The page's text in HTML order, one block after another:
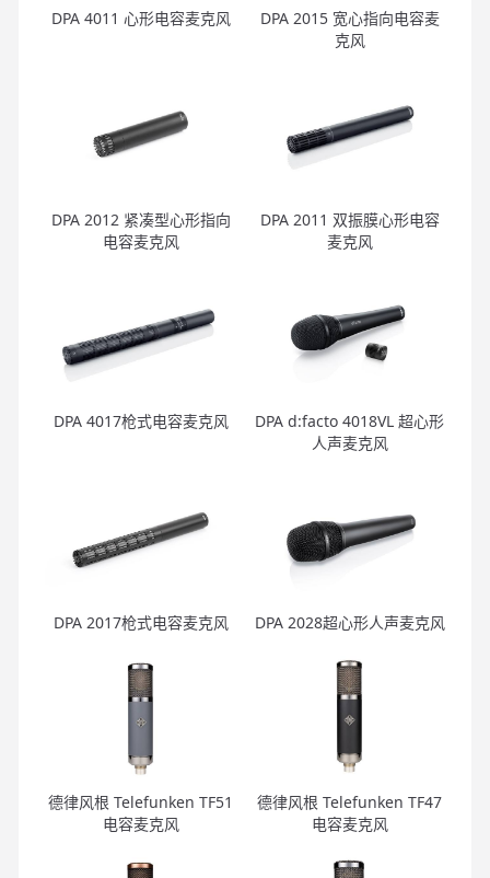
DPA 4011 心形电容麦克风
DPA 2015 宽心指向电容麦
克风
DPA 2012 紧凑型心形指向
电容麦克风
DPA 2011 双振膜心形电容
麦克风
DPA 4017枪式电容麦克风
DPA d:facto 4018VL 超心形
人声麦克风
DPA 2017枪式电容麦克风 DPA 2028超心形人声麦克风
德律风根 Telefunken TF51
电容麦克风
德律风根 Telefunken TF47
电容麦克风